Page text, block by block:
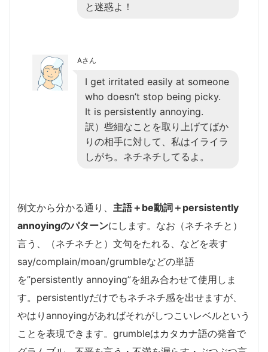
と迷惑よ！
Aさん
I get irritated easily at someone
who doesn’t stop being picky.
It is persistently annoying.
訳）些細なことを取り上げてばか
りの相手に対して、私はイライラ
しがち。ネチネチしてるよ。
例文から分かる通り、 主語＋be動詞＋persistently
annoyingのパターンにします。なお（ネチネチと）
言う、（ネチネチと）文句をたれる、などを表す
say/complain/moan/grumbleなどの単語
を”persistently annoying”を組み合わせて使用しま
す。persistentlyだけでもネチネチ感を出せますが、
やはりannoyingがあればそれがしつこいレベルという
ことを表現できます。grumbleはカタカナ語の発音で